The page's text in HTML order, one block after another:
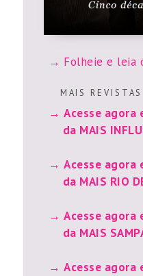
Folheie e leia
M A I S R E V I S T A S
Acesse agora
da MAIS
Acesse agora
da MAIS RIO
Acesse agora
da MAIS
Acesse agora